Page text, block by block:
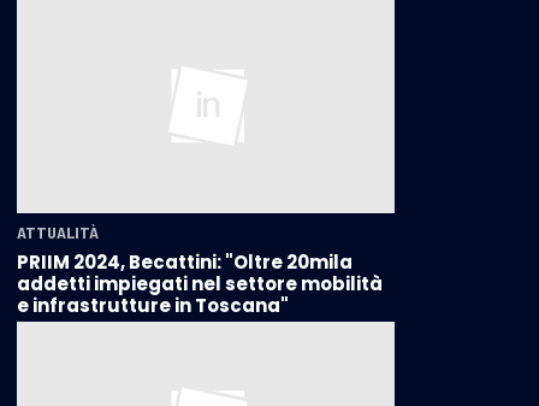
ATTUALITÀ
PRIIM 2024, Becattini: "Oltre 20mila
addetti impiegati nel settore mobilità
e infrastrutture in Toscana"